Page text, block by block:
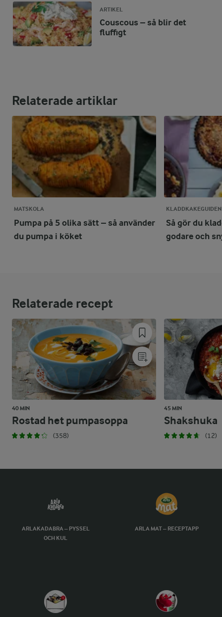
ARTIKEL
Couscous – så blir det
fluffigt
Relaterade artiklar
MATSKOLA
Pumpa på 5 olika sätt – så använder
du pumpa i köket
KLADDKAKEGUIDEN
Så gör du
godare och
Relaterade recept
40 MIN
Rostad het pumpasoppa
(358)
45 MIN
Shakshuka
(12)
ARLAKADABRA – PYSSEL
OCH KUL
ARLA MAT – RECEPTAPP